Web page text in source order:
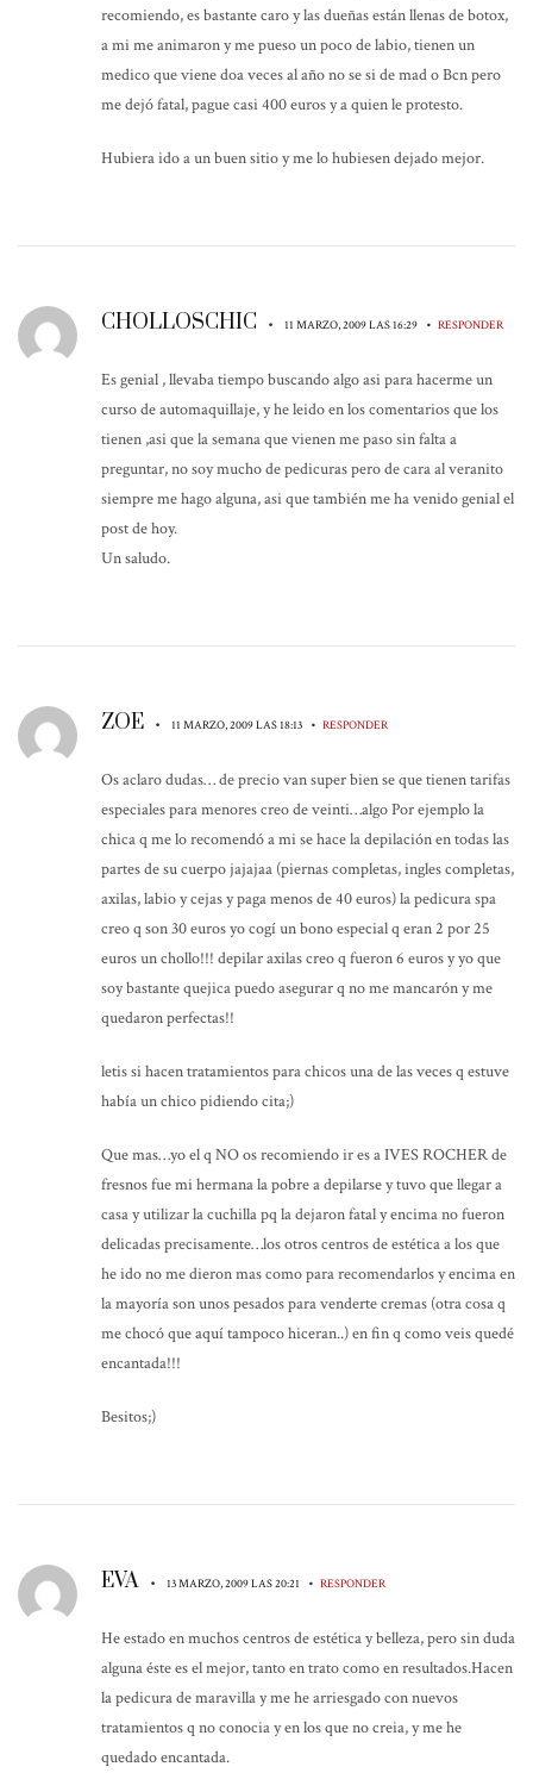
recomiendo, es bastante caro y las dueñas están llenas de botox,
a mi me animaron y me pueso un poco de labio, tienen un
medico que viene doa veces al año no se si de mad o Bcn pero
me dejó fatal, pague casi 400 euros y a quien le protesto.
Hubiera ido a un buen sitio y me lo hubiesen dejado mejor.
CHOLLOSCHIC • 11 MARZO, 2009 LAS 16:29 • RESPONDER
Es genial , llevaba tiempo buscando algo asi para hacerme un
curso de automaquillaje, y he leido en los comentarios que los
tienen ,asi que la semana que vienen me paso sin falta a
preguntar, no soy mucho de pedicuras pero de cara al veranito
siempre me hago alguna, asi que también me ha venido genial el
post de hoy.
Un saludo.
ZOE • 11 MARZO, 2009 LAS 18:13 • RESPONDER
Os aclaro dudas… de precio van super bien se que tienen tarifas
especiales para menores creo de veinti…algo Por ejemplo la
chica q me lo recomendó a mi se hace la depilación en todas las
partes de su cuerpo jajajaa (piernas completas, ingles completas,
axilas, labio y cejas y paga menos de 40 euros) la pedicura spa
creo q son 30 euros yo cogí un bono especial q eran 2 por 25
euros un chollo!!! depilar axilas creo q fueron 6 euros y yo que
soy bastante quejica puedo asegurar q no me mancarón y me
quedaron perfectas!!
letis si hacen tratamientos para chicos una de las veces q estuve
había un chico pidiendo cita;)
Que mas…yo el q NO os recomiendo ir es a IVES ROCHER de
fresnos fue mi hermana la pobre a depilarse y tuvo que llegar a
casa y utilizar la cuchilla pq la dejaron fatal y encima no fueron
delicadas precisamente…los otros centros de estética a los que
he ido no me dieron mas como para recomendarlos y encima en
la mayoría son unos pesados para venderte cremas (otra cosa q
me chocó que aquí tampoco hiceran..) en fin q como veis quedé
encantada!!!
Besitos;)
EVA • 13 MARZO, 2009 LAS 20:21 • RESPONDER
He estado en muchos centros de estética y belleza, pero sin duda
alguna éste es el mejor, tanto en trato como en resultados.Hacen
la pedicura de maravilla y me he arriesgado con nuevos
tratamientos q no conocia y en los que no creia, y me he
quedado encantada.